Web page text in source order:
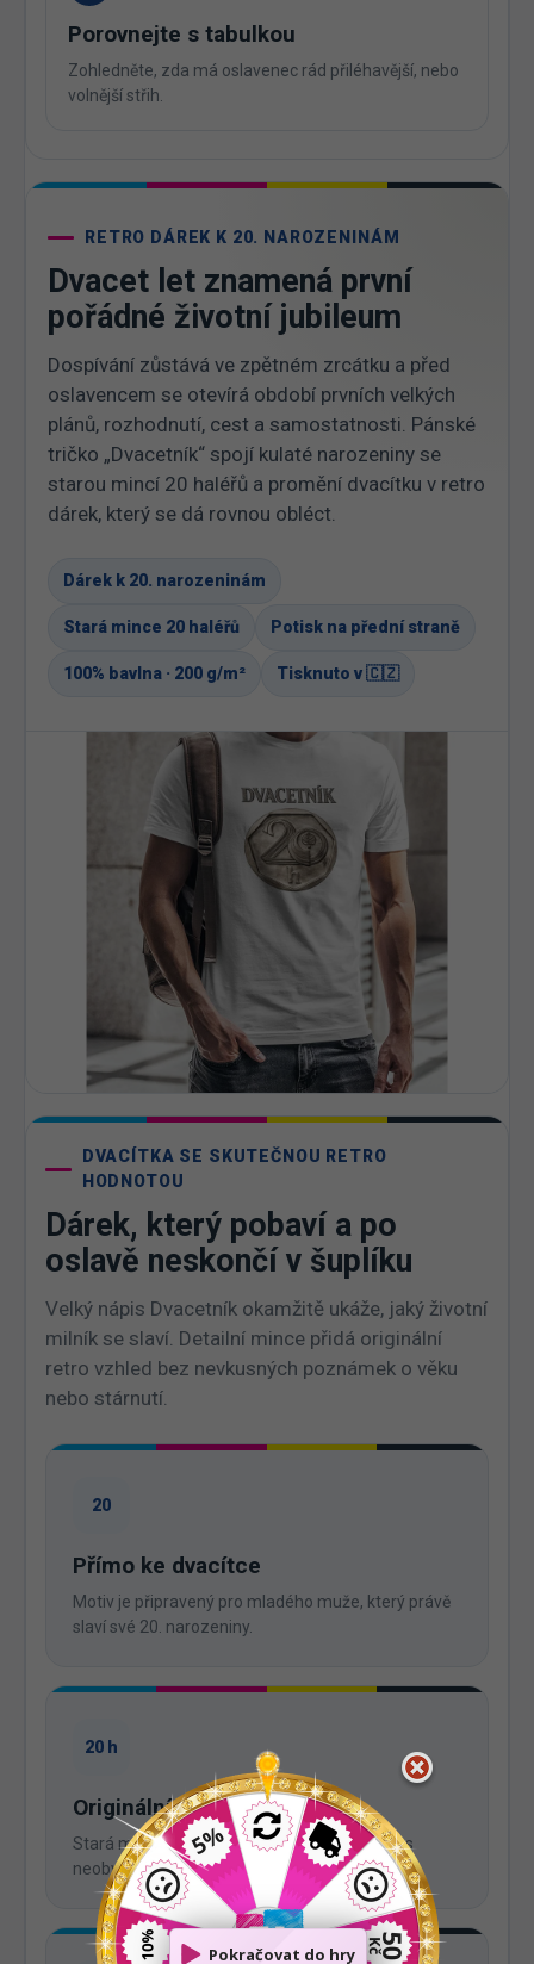
Porovnejte s tabulkou
Zohledněte, zda má oslavenec rád přiléhavější, nebo
volnější střih.
RETRO DÁREK K 20. NAROZENINÁM
Dvacet let znamená první
pořádné životní jubileum
Dospívání zůstává ve zpětném zrcátku a před
oslavencem se otevírá období prvních velkých
plánů, rozhodnutí, cest a samostatnosti. Pánské
tričko „Dvacetník“ spojí kulaté narozeniny se
starou mincí 20 haléřů a promění dvacítku v retro
dárek, který se dá rovnou obléct.
Dárek k 20. narozeninám
Stará mince 20 haléřů Potisk na přední straně
100% bavlna · 200 g/m² Tisknuto v 🇨🇿
DVACÍTKA SE SKUTEČNOU RETRO
HODNOTOU
Dárek, který pobaví a po
oslavě neskončí v šuplíku
Velký nápis Dvacetník okamžitě ukáže, jaký životní
milník se slaví. Detailní mince přidá originální
retro vzhled bez nevkusných poznámek o věku
nebo stárnutí.
20
Přímo ke dvacítce
Motiv je připravený pro mladého muže, který právě
slaví své 20. narozeniny.
20 h
Originální retro mince
Stará mince 20 haléřů propojí věk oslavence s
neobvyklým narozeninovým motivem.